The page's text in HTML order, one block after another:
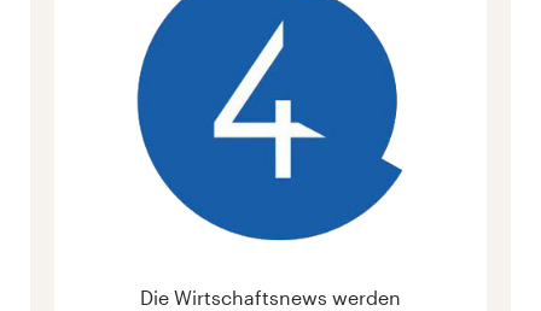
Die Wirtschaftsnews werden